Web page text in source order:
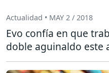
Actualidad • MAY 2 / 2018
Evo confía en que
doble aguinaldo este